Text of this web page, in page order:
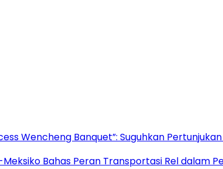
Wencheng Banquet”: Suguhkan
Bahas Peran Transportasi Rel dalam